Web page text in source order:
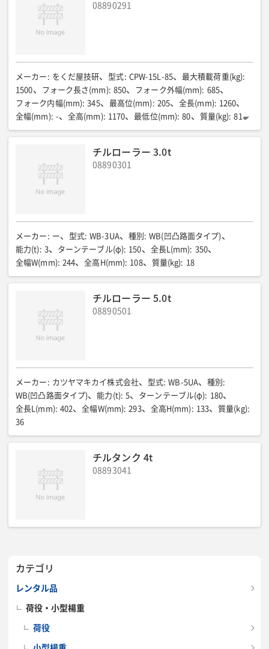
08890291
メーカー : をくだ屋技研 型式: CPW-15L-85 最大積載荷重(kg):
1500
フォーク長さ(mm): 850 フォーク外幅(mm): 685
フォーク内幅(mm): 345 最高位(mm): 205 全長(mm): 1260
全幅(mm): - 全高(mm): 1170 最低位(mm): 80 質量(kg): 81
定格荷重(kg): ー
チルローラー 3.0t
08890301
メーカー : ー 型式: WB-3UA 種別 : WB(凹凸路面タイプ)
能力(t): 3 ターンテーブル(φ): 150 全長L(mm): 350
全幅W(mm): 244 全高H(mm): 108 質量(kg): 18
チルローラー 5.0t
08890501
メーカー : カツヤマキカイ株式会社 型式: WB-5UA 種別 :
WB(凹凸路面タイプ)
能力(t): 5 ターンテーブル(φ): 180
全長L(mm): 402 全幅W(mm): 293 全高H(mm): 133 質量(kg):
36
チルタンク 4t
08893041
カテゴリ
レンタル品
荷役・小型楊重
荷役